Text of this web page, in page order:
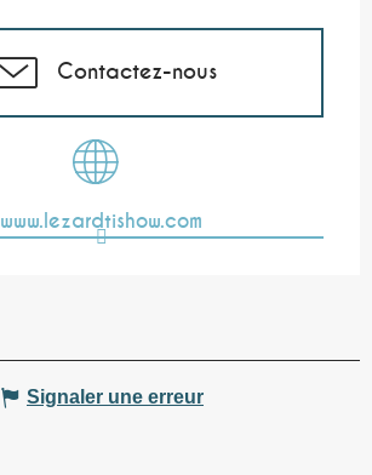
Contactez-nous
www.lezardtishow.com
Signaler une erreur